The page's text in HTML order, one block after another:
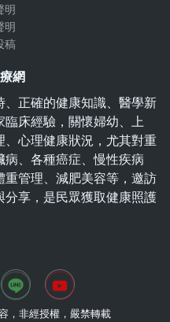
明
明
稿
網
正確的健康知識、醫學新
床經驗，關懷婦幼、上
心理健康狀況，尤其對重
、各種癌症、慢性疾病
管理、減肥美容等，邀訪
享，是民眾獲取健康照護
，非經授權，嚴禁轉載